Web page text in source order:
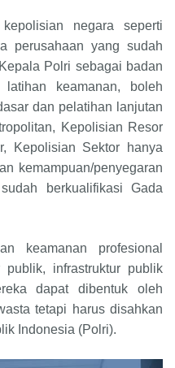
negara seperti
perusahaan yang sudah
Polri sebagai badan
keamanan, boleh
dan pelatihan lanjutan
Kepolisian Resor
Kepolisian Sektor hanya
kemampuan/penyegaran
berkualifikasi Gada
keamanan profesional
publik, infrastruktur publik
dapat dibentuk oleh
tetapi harus disahkan
Indonesia (Polri).